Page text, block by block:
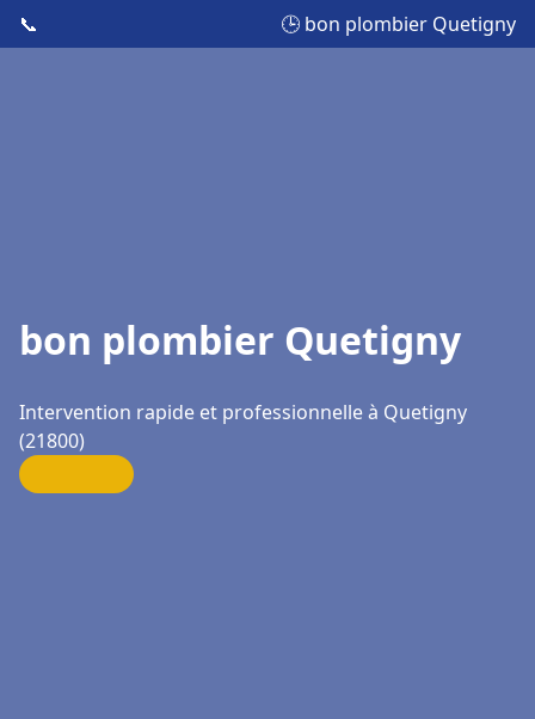
📞 🕒 bon plombier Quetigny
bon plombier Quetigny
Intervention rapide et professionnelle à Quetigny
(21800)